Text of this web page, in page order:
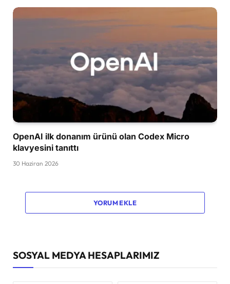
OpenAI ilk donanım ürünü olan Codex Micro
klavyesini tanıttı
30 Haziran 2026
YORUM EKLE
SOSYAL MEDYA HESAPLARIMIZ